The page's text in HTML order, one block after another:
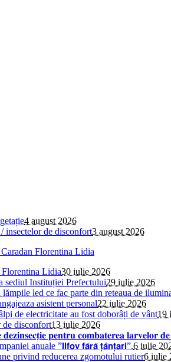
4 august 2026
insectelor de disconfort3 august 2026
Florentina Lidia30 iulie 2026
sediul Instituției Prefectului29 iulie 2026
led ce fac parte din reteaua de
asistent personal22 iulie 2026
de electricitate au fost doborâți de vânt19
de disconfort13 iulie 2026
𝐝𝐞𝐳𝐢𝐧𝐬𝐞𝐜𝐭̦𝐢𝐞 𝐩𝐞𝐧𝐭𝐫𝐮 𝐜𝐨𝐦𝐛𝐚𝐭𝐞𝐫𝐞𝐚
anuale ”𝗜𝗹𝗳𝗼𝘃 𝗳𝗮̆𝗿𝗮̆ 𝘁̦𝗮̂𝗻𝘁̦𝗮𝗿𝗶”.6 iulie
privind reducerea zgomotului rutier6 iulie